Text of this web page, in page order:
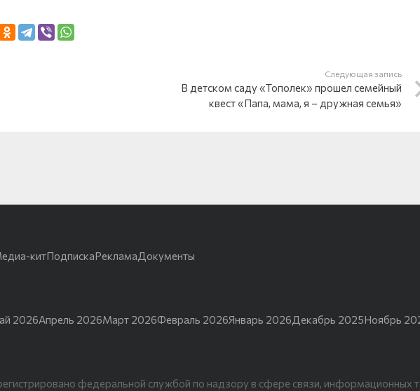
Следующая запись
В детском саду «Тополек» прошел семейный
квест «Папа, мама, я – дружная семья»
китПодпискаРекламаДокументы
2026Апрель 2026Март 2026Февраль 2026Январь 2026Декабрь 2025Ноябрь
федеральной службой по надзору в сфере связи, информационных